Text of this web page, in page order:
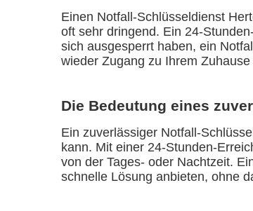
Einen Notfall-Schlüsseldienst
oft sehr dringend. Ein 24-
sich ausgesperrt haben, ein
wieder Zugang zu Ihrem
Die Bedeutung eines
Ein zuverlässiger Notfall-
kann. Mit einer 24-Stunden-
von der Tages- oder Nachtzeit.
schnelle Lösung anbieten, ohne